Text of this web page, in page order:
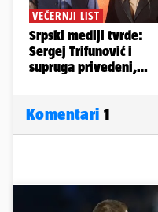
Komentari 1